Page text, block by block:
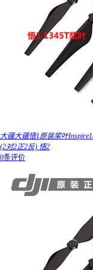
大疆大疆悟1原装桨叶
(2对2正2反) 悟2
0条评价